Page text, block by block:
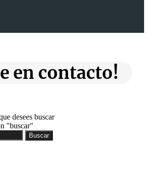
en contacto!
desees buscar
"buscar"
Buscar